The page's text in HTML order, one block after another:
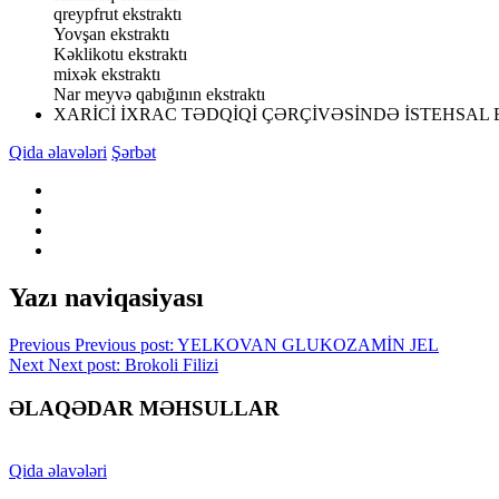
qreypfrut ekstraktı
Yovşan ekstraktı
Kəklikotu ekstraktı
mixək ekstraktı
Nar meyvə qabığının ekstraktı
XARİCİ İXRAC TƏDQİQİ ÇƏRÇİVƏSİNDƏ İSTEHSAL
Qida əlavələri Şərbət
Yazı naviqasiyası
Previous Previous post: YELKOVAN GLUKOZAMİN JEL
Next Next post: Brokoli Filizi
ƏLAQƏDAR MƏHSULLAR
Qida əlavələri